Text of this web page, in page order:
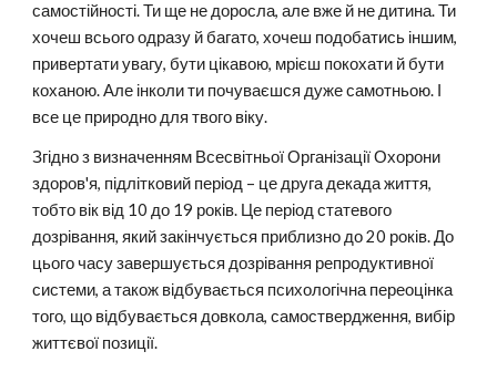
самостійності. Ти ще не доросла, але вже й не дитина. Ти
хочеш всього одразу й багато, хочеш подобатись іншим,
привертати увагу, бути цікавою, мрієш покохати й бути
коханою. Але інколи ти почуваєшся дуже самотньою. І
все це природно для твого віку.
Згідно з визначенням Всесвітньої Організації Охорони
здоров'я, підлітковий період – це друга декада життя,
тобто вік від 10 до 19 років. Це період статевого
дозрівання, який закінчується приблизно до 20 років. До
цього часу завершується дозрівання репродуктивної
системи, а також відбувається психологічна переоцінка
того, що відбувається довкола, самоствердження, вибір
життєвої позиції.